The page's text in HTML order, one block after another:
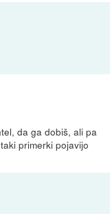
da ga dobiš, ali pa
primerki pojavijo